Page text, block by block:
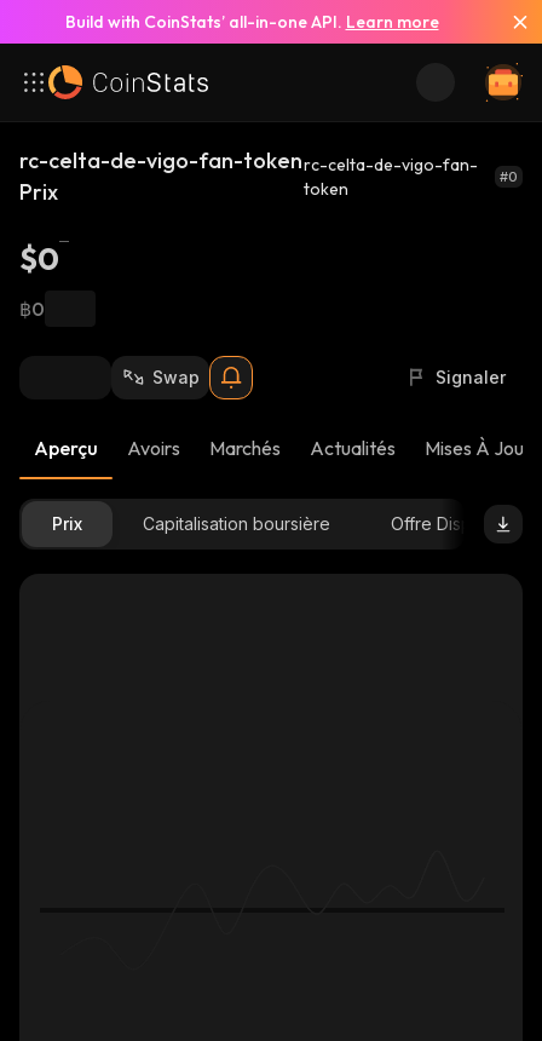
Build with CoinStats’ all-in-one API. Learn more
rc-celta-de-vigo-fan-token
Prix
rc-celta-de-vigo-fan-
token
#0
$0
฿0
Swap Signaler
Aperçu Avoirs Marchés Actualités Mises À Jour
Prix Capitalisation boursière Offre Disponible